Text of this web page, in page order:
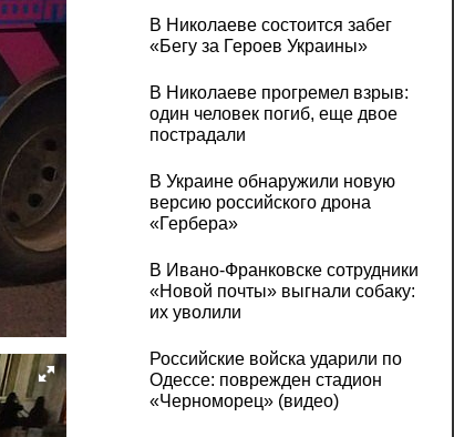
В Николаеве состоится забег
«Бегу за Героев Украины»
В Николаеве прогремел взрыв:
один человек погиб, еще двое
пострадали
В Украине обнаружили новую
версию российского дрона
«Гербера»
В Ивано-Франковске сотрудники
«Новой почты» выгнали собаку:
их уволили
Российские войска ударили по
Одессе: поврежден стадион
«Черноморец» (видео)